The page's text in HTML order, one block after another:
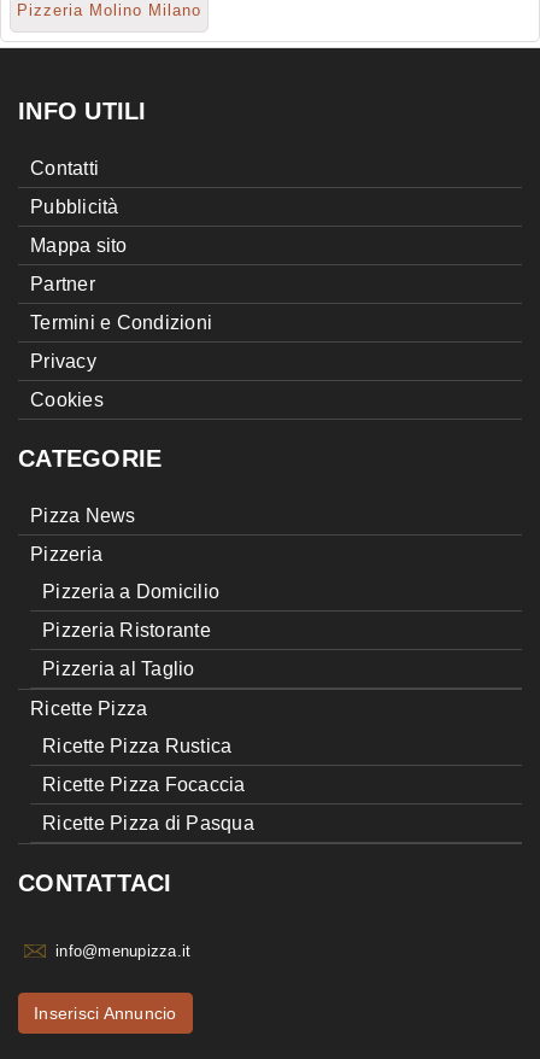
Pizzeria Molino Milano
INFO UTILI
Contatti
Pubblicità
Mappa sito
Partner
Termini e Condizioni
Privacy
Cookies
CATEGORIE
Pizza News
Pizzeria
Pizzeria a Domicilio
Pizzeria Ristorante
Pizzeria al Taglio
Ricette Pizza
Ricette Pizza Rustica
Ricette Pizza Focaccia
Ricette Pizza di Pasqua
CONTATTACI
info@menupizza.it
Inserisci Annuncio